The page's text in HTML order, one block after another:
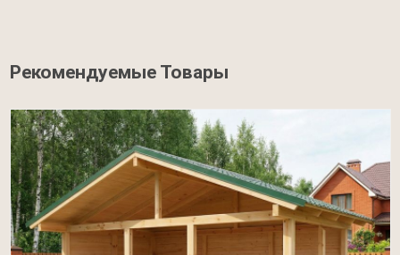
Рекомендуемые Товары